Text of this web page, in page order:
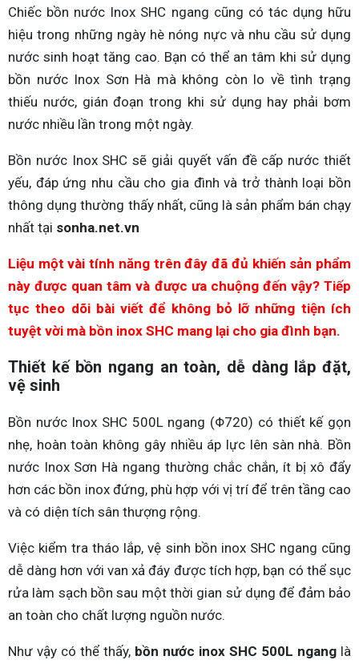
Chiếc bồn nước Inox SHC ngang cũng có tác dụng hữu
hiệu trong những ngày hè nóng nực và nhu cầu sử dụng
nước sinh hoạt tăng cao. Bạn có thể an tâm khi sử dụng
bồn nước Inox Sơn Hà mà không còn lo về tình trạng
thiếu nước, gián đoạn trong khi sử dụng hay phải bơm
nước nhiều lần trong một ngày.
Bồn nước Inox SHC sẽ giải quyết vấn đề cấp nước thiết
yếu, đáp ứng nhu cầu cho gia đình và trở thành loại bồn
thông dụng thường thấy nhất, cũng là sản phẩm bán chạy
nhất tại sonha.net.vn
Liệu một vài tính năng trên đây đã đủ khiến sản phẩm
này được quan tâm và được ưa chuộng đến vậy? Tiếp
tục theo dõi bài viết để không bỏ lỡ những tiện ích
tuyệt vời mà bồn inox SHC mang lại cho gia đình bạn.
Thiết kế bồn ngang an toàn, dễ dàng lắp đặt,
vệ sinh
Bồn nước Inox SHC 500L ngang (Φ720) có thiết kế gọn
nhẹ, hoàn toàn không gây nhiều áp lực lên sàn nhà. Bồn
nước Inox Sơn Hà ngang thường chắc chắn, ít bị xô đẩy
hơn các bồn inox đứng, phù hợp với vị trí để trên tầng cao
và có diện tích sân thượng rộng.
Việc kiểm tra tháo lắp, vệ sinh bồn inox SHC ngang cũng
dễ dàng hơn với van xả đáy được tích hợp, bạn có thể sục
rửa làm sạch bồn sau một thời gian sử dụng để đảm bảo
an toàn cho chất lượng nguồn nước.
Như vậy có thể thấy, bồn nước inox SHC 500L ngang là